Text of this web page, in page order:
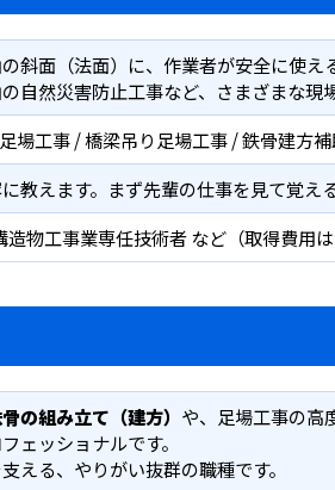
斜面（法面）に、作業者が安全に使え
自然災害防止工事など、さまざまな現
場工事 / 橋梁吊り足場工事 / 鉄骨建方
教えます。まず先輩の仕事を見て覚え
物工事業専任技術者 など（取得費用は
の組み立て（建方） や、足場工事の高
ェッショナルです。
える、やりがい抜群の職種です。